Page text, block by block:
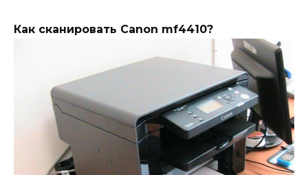
Как сканировать Canon mf4410?